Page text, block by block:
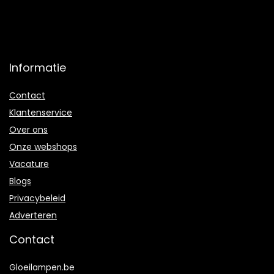
Informatie
Contact
Klantenservice
Over ons
Onze webshops
Vacature
Blogs
Privacybeleid
Adverteren
Contact
Gloeilampen.be